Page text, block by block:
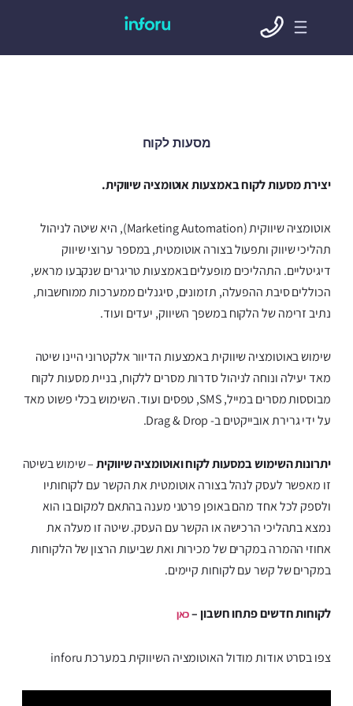
מסעות לקוח
יצירת מסעות לקוח באמצעות אוטומציה שיווקית.
אוטומציה שיווקית (Marketing Automation), היא שיטה לניהול
תהליכי שיווק ותפעול בצורה אוטומטית, במספר ערוצי שיווק
דיגיטליים. התהליכים מופעלים באמצעות טריגרים שנקבעו מראש,
הכוללים סיבת ההפעלה, תזמונים, סיגנלים ממערכות ממוחשבות,
נתיב זרימה של הלקוח במשפך השיווק, יעדים ועוד.
שימוש באוטומציה שיווקית באמצעות הדיוור אלקטרוני היינו שיטה
מאד יעילה ונוחה לניהול סדרות מסרים ללקוח, בניית מסעות לקוח
מבוססות מסרים במייל, SMS, טפסים ועוד. השימוש בכלי פשוט מאד
על ידי גרירת אובייקטים ב- Drag & Drop.
יתרונות השימוש במסעות לקוח ואוטומציה שיווקית– שימוש בשיטה
זו מאפשר לעסק לנהל בצורה אוטומטית את הקשר עם לקוחותיו
ולספק לכל אחד מהם באופן פרטני מענה בהתאם למקום בו הוא
נמצא בתהליכי הרכישה או הקשר עם העסק. שיטה זו מעלה את
אחוזי ההמרה במקרים של מכירות ואת שביעות הרצון של הלקוחות
במקרים של קשר עם לקוחות קיימים.
לקוחות חדשים פתחו חשבון –כאן
צפו בסרט אודות מודול האוטומציה השיווקית במערכת inforu